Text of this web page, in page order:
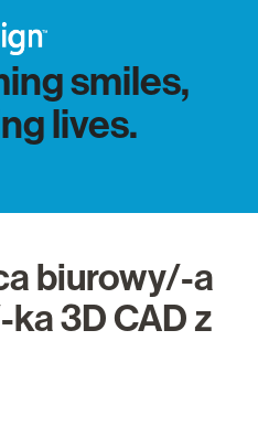
smiles,
lives.
biurowy/-a
3D CAD z